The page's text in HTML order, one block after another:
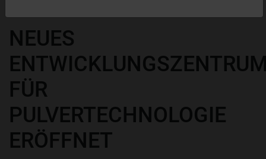
NEUES
FÜR
PULVERTECHNOLOGIE
ERÖFFNET